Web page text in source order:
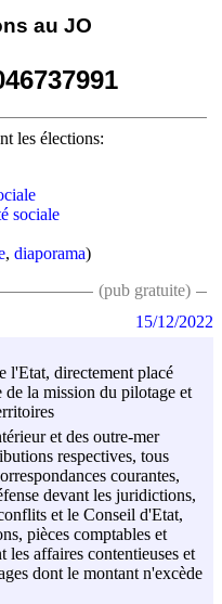
au JO
les élections:
sociale
, diaporama)
(pub gratuite)
l'Etat, directement placé
la mission du pilotage et
et des outre-mer
respectives, tous
courantes,
devant les juridictions,
et le Conseil d'Etat,
pièces comptables et
les affaires contentieuses et
dont le montant n'excède
15/12/2022